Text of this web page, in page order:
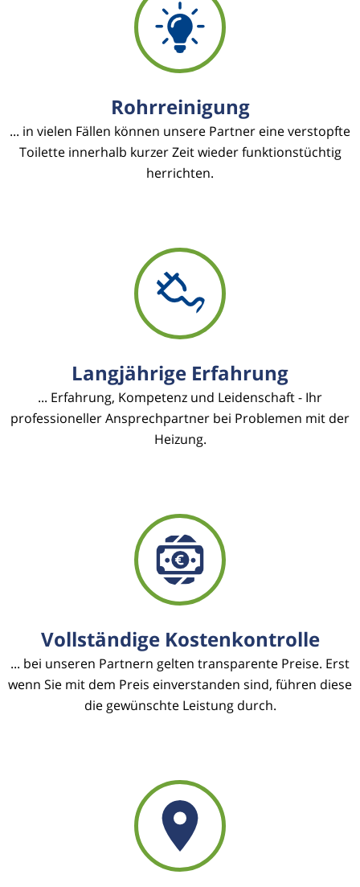
Rohrreinigung
... in vielen Fällen können unsere Partner eine verstopfte
Toilette innerhalb kurzer Zeit wieder funktionstüchtig
herrichten.
Langjährige Erfahrung
... Erfahrung, Kompetenz und Leidenschaft - Ihr
professioneller Ansprechpartner bei Problemen mit der
Heizung.
Vollständige Kostenkontrolle
... bei unseren Partnern gelten transparente Preise. Erst
wenn Sie mit dem Preis einverstanden sind, führen diese
die gewünschte Leistung durch.